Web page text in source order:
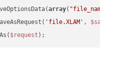
array( "file_name"
'file.XLAM' ,
$request